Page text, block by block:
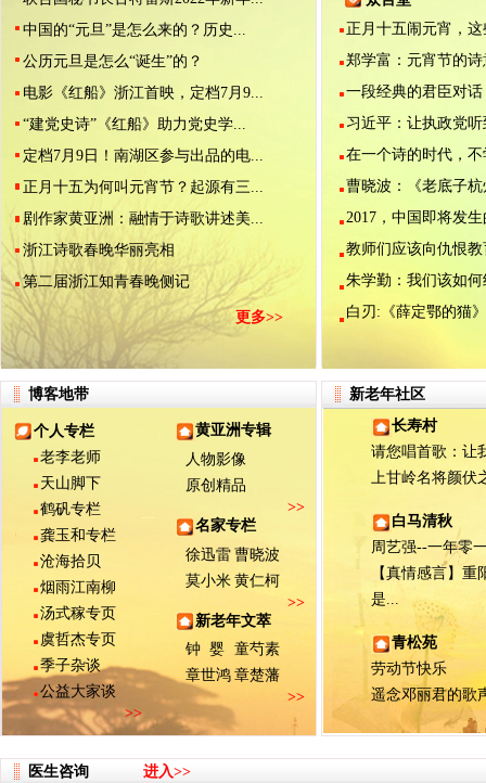
中国的“元旦”是怎么来的？历史...
公历元旦是怎么“诞生”的？
电影《红船》浙江首映，定档7月9...
“建党史诗”《红船》助力党史学...
定档7月9日！南湖区参与出品的电...
正月十五为何叫元宵节？起源有三...
剧作家黄亚洲：融情于诗歌讲述美...
浙江诗歌春晚华丽亮相
第二届浙江知青春晚侧记
更多>>
正月十五闹元宵，
郑学富：元宵节的诗
一段经典的君臣对话
习近平：让执政党
在一个诗的时代，不
曹晓波：《老底子杭
2017，中国即将发
教师们应该向仇恨教
朱学勤：我们该如何
白刃:《薛定鄂的猫
博客地带
个人专栏
老李老师
天山脚下
鹤矾专栏
龚玉和专栏
沧海拾贝
烟雨江南柳
汤式稼专页
虞哲杰专页
季子杂谈
公益大家谈
>>
黄亚洲专辑
人物影像
原创精品
>>
名家专栏
徐迅雷 曹晓波
莫小米 黄仁柯
>>
新老年文萃
钟 婴 童芍素
章世鸿 章楚藩
>>
新老年社区
长寿村
请您唱首歌：让
上甘岭名将颜伏
白马清秋
周艺强--一年零
【真情感言】重
是...
青松苑
劳动节快乐
遥念邓丽君的歌
医生咨询 进入>>